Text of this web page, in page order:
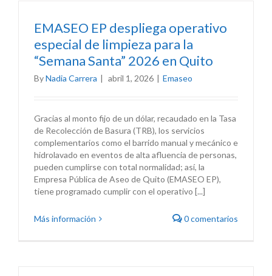
EMASEO EP despliega operativo
especial de limpieza para la
“Semana Santa” 2026 en Quito
ByNadia Carrera | abril 1, 2026 | Emaseo
Gracias al monto fijo de un dólar, recaudado en la Tasa
de Recolección de Basura (TRB), los servicios
complementarios como el barrido manual y mecánico e
hidrolavado en eventos de alta afluencia de personas,
pueden cumplirse con total normalidad; así, la
Empresa Pública de Aseo de Quito (EMASEO EP),
tiene programado cumplir con el operativo [...]
Más información 0 comentarios